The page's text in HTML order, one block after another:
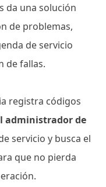
da una solución
de problemas,
de servicio
de fallas.
registra códigos
administrador de
servicio y busca el
que no pierda